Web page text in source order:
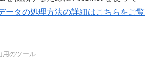
ータの処理方法の詳細はこちらをご覧
用のツール